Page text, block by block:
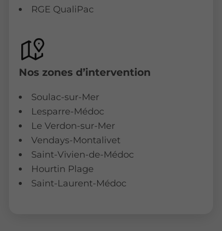
RGE QualiPac
Nos zones d’intervention
Soulac-sur-Mer
Lesparre-Médoc
Le Verdon-sur-Mer
Vendays-Montalivet
Saint-Vivien-de-Médoc
Hourtin Plage
Saint-Laurent-Médoc